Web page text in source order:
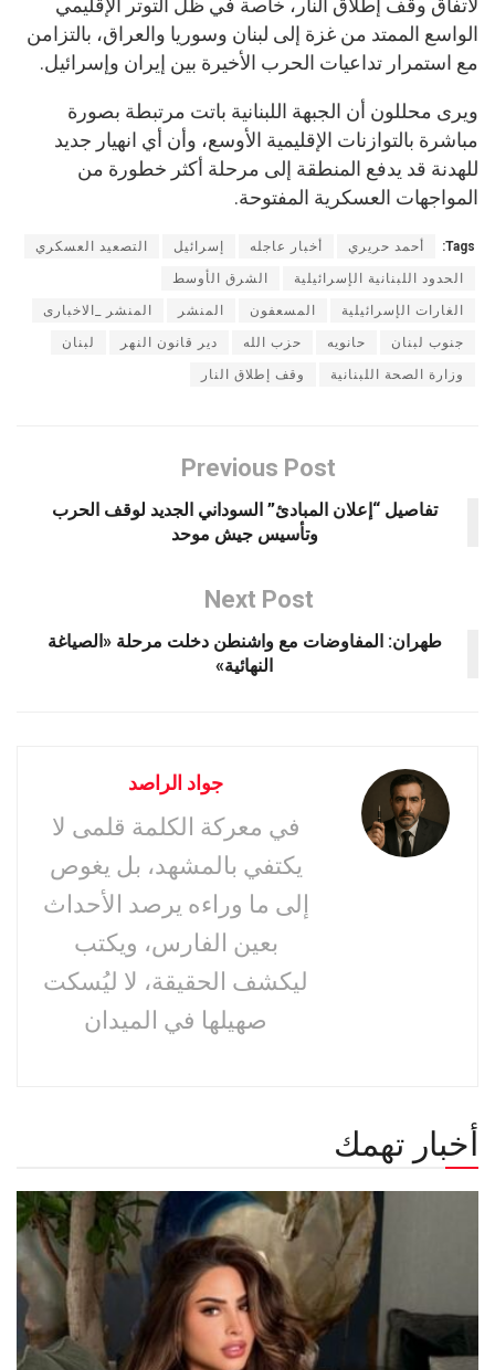
الواسع الممتد من غزة إلى لبنان وسوريا والعراق، بالتزامن
مع استمرار تداعيات الحرب الأخيرة بين إيران وإسرائيل.
ويرى محللون أن الجبهة اللبنانية باتت مرتبطة بصورة
مباشرة بالتوازنات الإقليمية الأوسع، وأن أي انهيار جديد
للهدنة قد يدفع المنطقة إلى مرحلة أكثر خطورة من
المواجهات العسكرية المفتوحة.
Tags: أحمد حريري أخبار عاجله إسرائيل التصعيد العسكري
الحدود اللبنانية الإسرائيلية الشرق الأوسط
الغارات الإسرائيلية المسعفون المنشر المنشر _الاخبارى
جنوب لبنان حانويه حزب الله دير قانون النهر لبنان
وزارة الصحة اللبنانية وقف إطلاق النار
Previous Post
تفاصيل “إعلان المبادئ” السوداني الجديد لوقف الحرب
وتأسيس جيش موحد
Next Post
طهران: المفاوضات مع واشنطن دخلت مرحلة «الصياغة
النهائية»
جواد الراصد
في معركة الكلمة قلمى لا
يكتفي بالمشهد، بل يغوص
إلى ما وراءه يرصد الأحداث
بعين الفارس، ويكتب
ليكشف الحقيقة، لا ليُسكت
صهيلها في الميدان
أخبار تهمك